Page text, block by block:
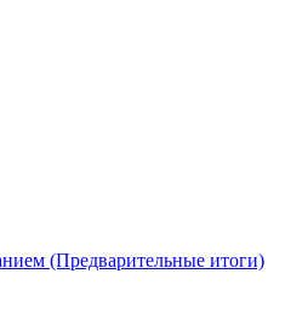
(Предварительные итоги)